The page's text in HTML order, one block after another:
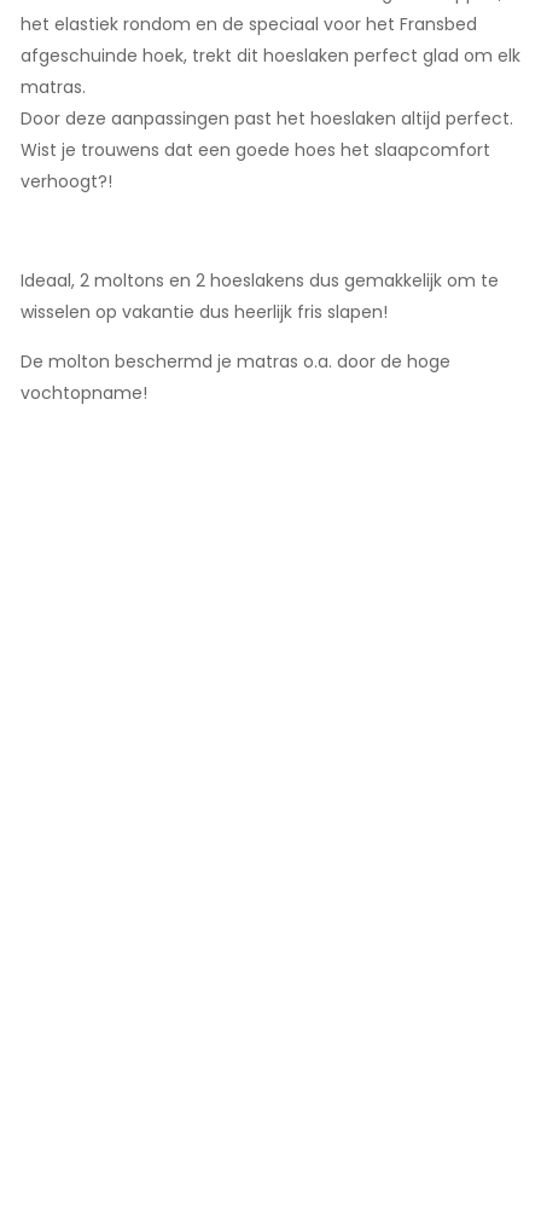
het elastiek rondom en de speciaal voor het Fransbed
afgeschuinde hoek, trekt dit hoeslaken perfect glad om elk
matras.
Door deze aanpassingen past het hoeslaken altijd perfect.
Wist je trouwens dat een goede hoes het slaapcomfort
verhoogt?!
Ideaal, 2 moltons en 2 hoeslakens dus gemakkelijk om te
wisselen op vakantie dus heerlijk fris slapen!
De molton beschermd je matras o.a. door de hoge
vochtopname!